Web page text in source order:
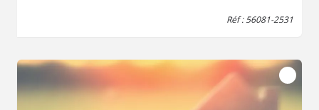
Réf : 56081-2531